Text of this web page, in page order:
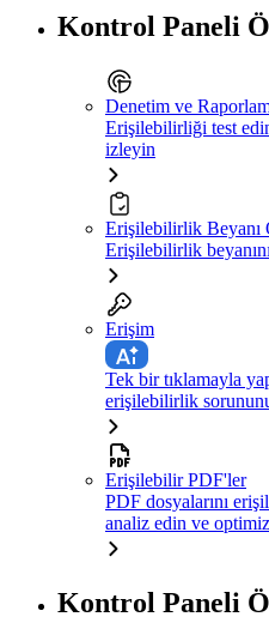
Kontrol Paneli
Denetim ve
Erişilebilirliği test
izleyin
Erişilebilirlik Beyanı
Erişilebilirlik
Erişim
Tek bir tıklamayla
erişilebilirlik
Erişilebilir PDF'ler
PDF dosyalarını
analiz edin ve
Kontrol Paneli